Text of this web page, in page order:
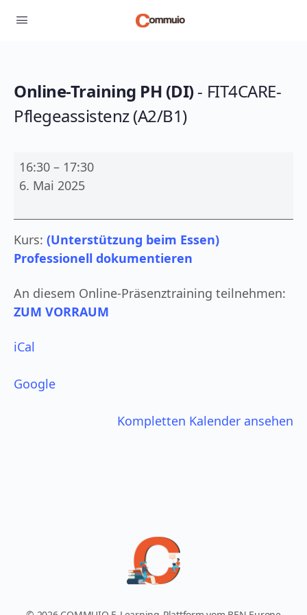
Online-Training PH (DI)- FIT4CARE-
Pflegeassistenz (A2/B1)
Online-
Training
(DI)
-
FIT4CARE-
(A2/B1)
16:30 – 17:30
6. Mai 2025
Kurs: (Unterstützung beim Essen)
Professionell dokumentieren
An diesem Online-Präsenztraining teilnehmen:
ZUM VORRAUM
iCal
Google
Kompletten Kalender ansehen